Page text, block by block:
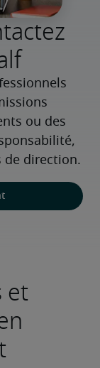
ou des
de direction.
et